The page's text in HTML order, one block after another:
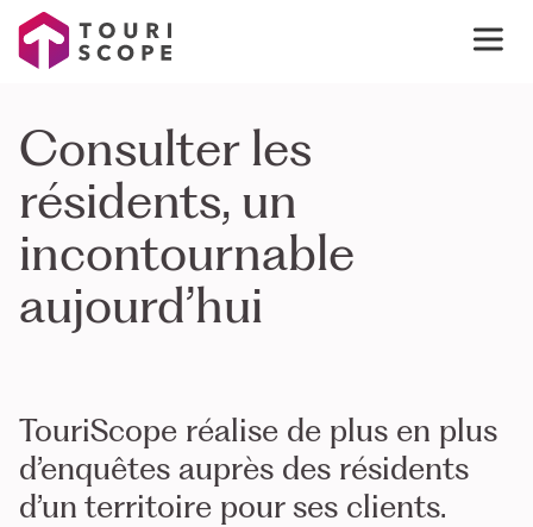
Consulter les
résidents, un
incontournable
aujourd’hui
TouriScope réalise de plus en plus
d’enquêtes auprès des résidents
d’un territoire pour ses clients.